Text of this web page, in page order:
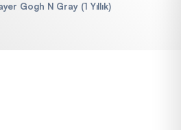
Gogh N Gray (1 Yıllık)